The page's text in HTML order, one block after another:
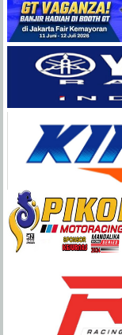
Balap
Paling
Lengkap